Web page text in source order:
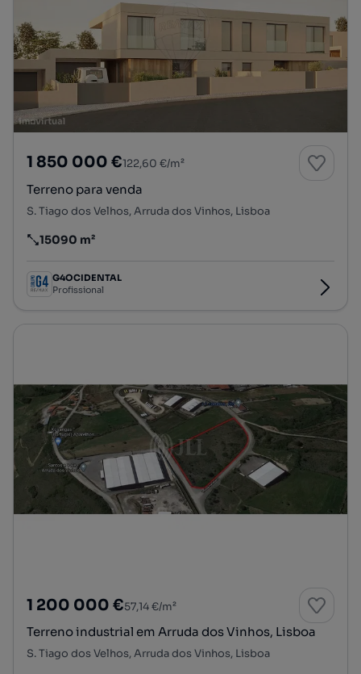
1 850 000 €122,60 €/m²
Terreno para venda
S. Tiago dos Velhos, Arruda dos Vinhos, Lisboa
Preço por metro quadrado
15090 m²
G4OCIDENTAL
Profissional
1 200 000 €57,14 €/m²
Terreno industrial em Arruda dos Vinhos, Lisboa
S. Tiago dos Velhos, Arruda dos Vinhos, Lisboa